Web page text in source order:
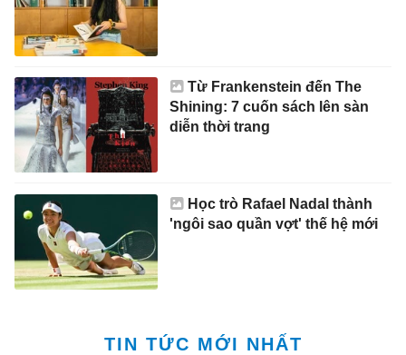
Từ Frankenstein đến The
Shining: 7 cuốn sách lên sàn
diễn thời trang
Học trò Rafael Nadal thành
'ngôi sao quần vợt' thế hệ mới
TIN TỨC MỚI NHẤT